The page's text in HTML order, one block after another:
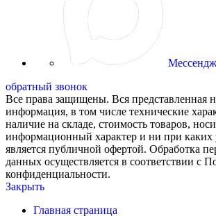
обратный звонок
Все права защищены. Вся представленная
информация, в том числе технические
наличие на складе, стоимость товаров,
информационный характер и ни при каких
является публичной офертой. Обработка
данных осуществляется в соответствии с
конфиденциальности.
Закрыть
Главная страница